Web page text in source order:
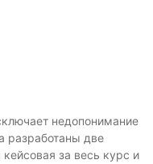
недопонимание
разработаны две
за весь курс и